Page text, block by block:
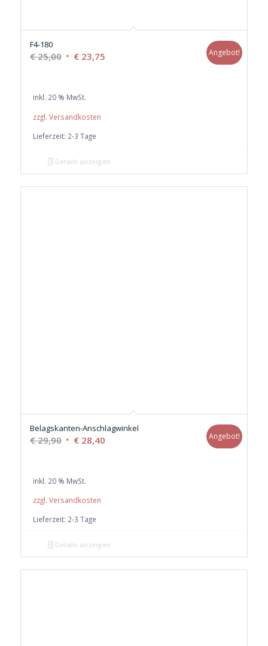
F4-180
€25,00 Ursprünglicher
€ 25,00
€23,75Aktueller
Angebot!
inkl. 20 % MwSt.
zzgl. Versandkosten
Lieferzeit: 2-3 Tage
Details anzeigen
Belagskanten-Anschlagwinkel
€29,90 Ursprünglicher
€ 29,90
€28,40Aktueller
Angebot!
inkl. 20 % MwSt.
zzgl. Versandkosten
Lieferzeit: 2-3 Tage
Details anzeigen